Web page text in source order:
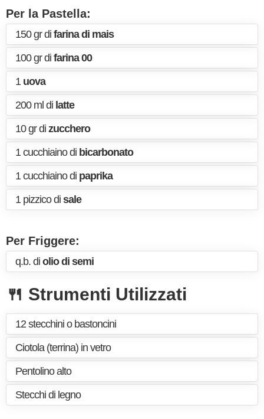
Per la Pastella:
150 gr di farina di mais
100 gr di farina 00
1 uova
200 ml di latte
10 gr di zucchero
1 cucchiaino di bicarbonato
1 cucchiaino di paprika
1 pizzico di sale
Per Friggere:
q.b. di olio di semi
🍴 Strumenti Utilizzati
12 stecchini o bastoncini
Ciotola (terrina) in vetro
Pentolino alto
Stecchi di legno